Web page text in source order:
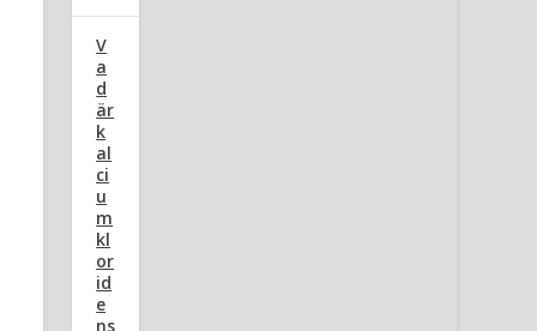
V
a
d
är
k
al
ci
u
m
kl
or
id
e
ns